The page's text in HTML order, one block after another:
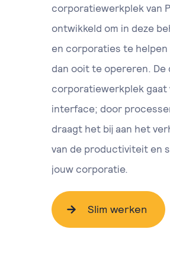
corporatiewerkplek van
ontwikkeld om in deze
en corporaties te
dan ooit te opereren. De
corporatiewerkplek gaat
interface; door
draagt het bij aan het
van de productiviteit en
jouw corporatie.
Slim werken